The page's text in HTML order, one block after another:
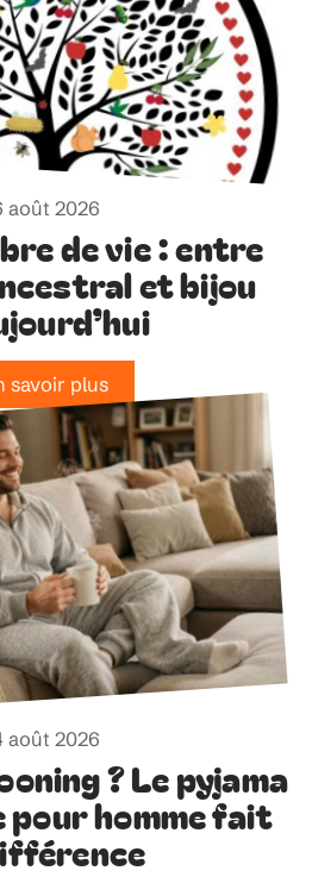
août 2026
de vie : entre
et bijou
savoir plus
août 2026
? Le pyjama
pour homme fait